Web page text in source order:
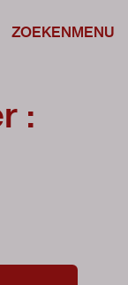
ZOEKENMENU
: